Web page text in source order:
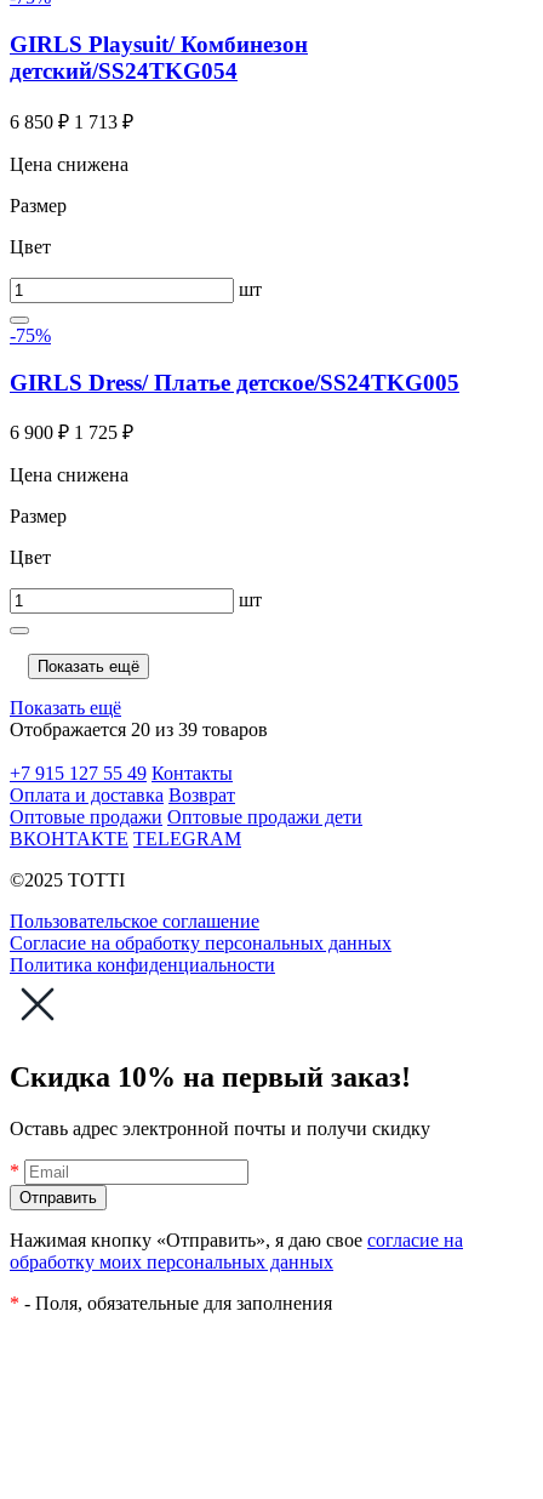
GIRLS Playsuit/ Комбинезон
детский/SS24TKG054
6 850 ₽ 1 713 ₽
Цена снижена
Размер
Цвет
шт
-75%
GIRLS Dress/ Платье детское/SS24TKG005
6 900 ₽ 1 725 ₽
Цена снижена
Размер
Цвет
шт
Показать ещё
Показать ещё
Отображается 20 из 39 товаров
+7 915 127 55 49 Контакты
Оплата и доставка Возврат
Оптовые продажи Оптовые продажи дети
ВКОНТАКТЕ TELEGRAM
©2025 TOTTI
Пользовательское соглашение
Согласие на обработку персональных данных
Политика конфиденциальности
Скидка 10% на первый заказ!
Оставь адрес электронной почты и получи скидку
*
Нажимая кнопку «Отправить», я даю свое согласие на
обработку моих персональных данных
* - Поля, обязательные для заполнения